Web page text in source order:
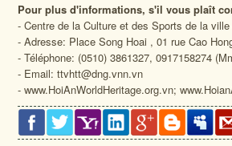
Pour plus d'informations, s'il vous plaît
- Centre de la Culture et des Sports de la
- Adresse: Place Song Hoai , 01 rue Cao
- Téléphone: (0510) 3861327, 0917158274
- Email: ttvhtt@dng.vnn.vn
- www.HoiAnWorldHeritage.org.vn;